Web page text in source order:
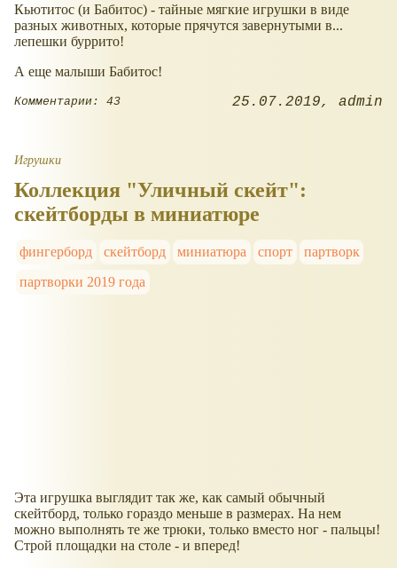
Кьютитос (и Бабитос) - тайные мягкие игрушки в виде
разных животных, которые прячутся завернутыми в...
лепешки буррито!
А еще малыши Бабитос!
Комментарии: 43 25.07.2019 admin
Игрушки
Коллекция "Уличный скейт":
скейтборды в миниатюре
фингерборд скейтборд миниатюра спорт
партворк
партворки 2019 года
Эта игрушка выглядит так же, как самый обычный
скейтборд, только гораздо меньше в размерах. На нем
можно выполнять те же трюки, только вместо ног - пальцы!
Строй площадки на столе - и вперед!